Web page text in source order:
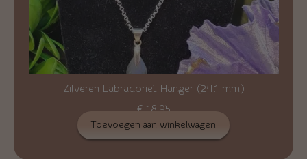
Zilveren Labradoriet Hanger (24.1 mm)
€18,95
Toevoegen aan winkelwagen